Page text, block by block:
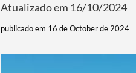
Atualizado em 16/10/2024
publicado em 16 de October de 2024